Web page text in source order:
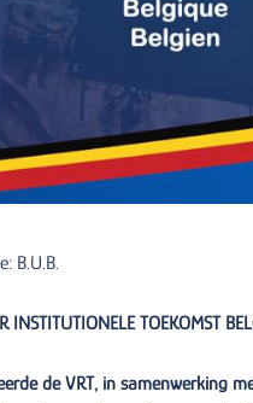
B.U.B.
INSTITUTIONELE TOEKOMST
de VRT, in samenwerking